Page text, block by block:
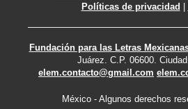
Políticas de privacidad |
Fundación para las Letras
Juárez. C.P. 06600.
elem.contacto@gmail.com
México - Algunos derechos